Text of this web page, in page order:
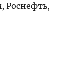
Роснефть,